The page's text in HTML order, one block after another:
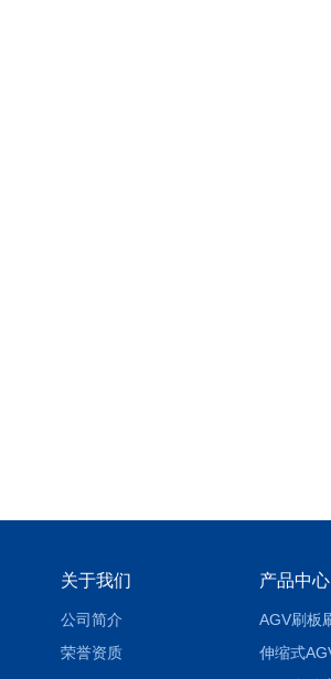
关于我们
公司简介
荣誉资质
产品中心
AGV刷板
伸缩式